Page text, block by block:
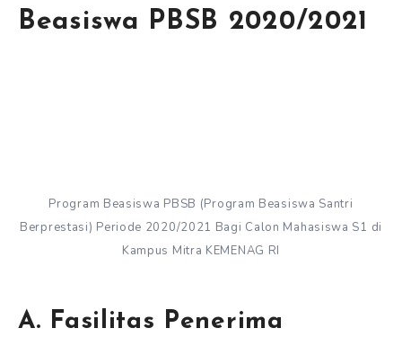
Beasiswa PBSB 2020/2021
Program Beasiswa PBSB (Program Beasiswa Santri
Berprestasi) Periode 2020/2021 Bagi Calon Mahasiswa S1 di
Kampus Mitra KEMENAG RI
A. Fasilitas Penerima